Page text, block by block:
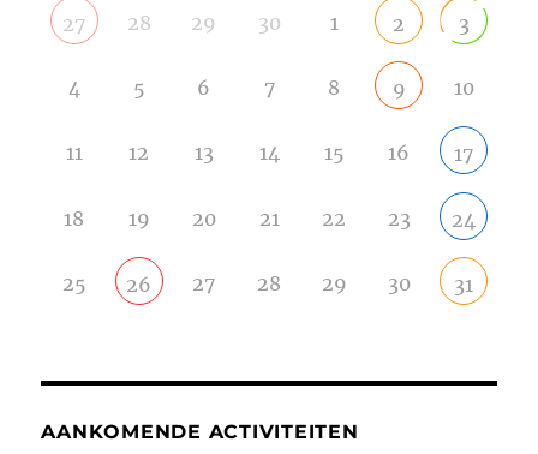
27 28 29 30 1 2 3
4 5 6 7 8 9 10
11 12 13 14 15 16 17
18 19 20 21 22 23 24
25 26 27 28 29 30 31
AANKOMENDE ACTIVITEITEN